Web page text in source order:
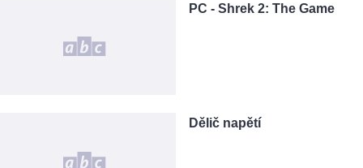
PC - Shrek 2: The Game
Dělič napětí